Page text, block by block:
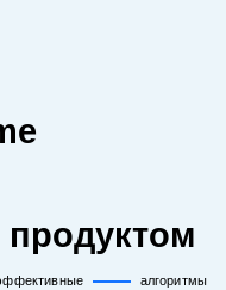
продуктом
алгоритмы